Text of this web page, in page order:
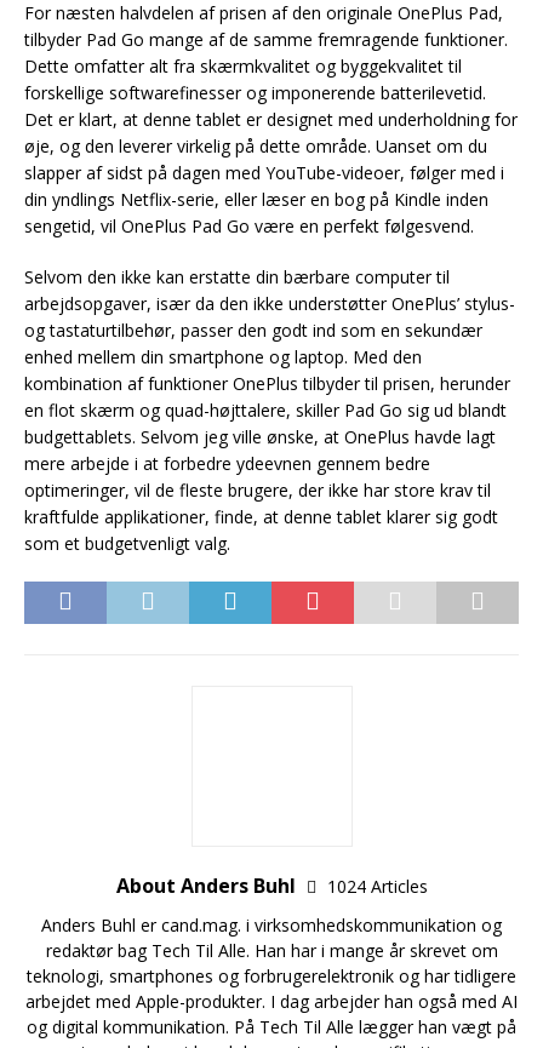
For næsten halvdelen af prisen af den originale OnePlus Pad,
tilbyder Pad Go mange af de samme fremragende funktioner.
Dette omfatter alt fra skærmkvalitet og byggekvalitet til
forskellige softwarefinesser og imponerende batterilevetid.
Det er klart, at denne tablet er designet med underholdning for
øje, og den leverer virkelig på dette område. Uanset om du
slapper af sidst på dagen med YouTube-videoer, følger med i
din yndlings Netflix-serie, eller læser en bog på Kindle inden
sengetid, vil OnePlus Pad Go være en perfekt følgesvend.
Selvom den ikke kan erstatte din bærbare computer til
arbejdsopgaver, især da den ikke understøtter OnePlus’ stylus-
og tastaturtilbehør, passer den godt ind som en sekundær
enhed mellem din smartphone og laptop. Med den
kombination af funktioner OnePlus tilbyder til prisen, herunder
en flot skærm og quad-højttalere, skiller Pad Go sig ud blandt
budgettablets. Selvom jeg ville ønske, at OnePlus havde lagt
mere arbejde i at forbedre ydeevnen gennem bedre
optimeringer, vil de fleste brugere, der ikke har store krav til
kraftfulde applikationer, finde, at denne tablet klarer sig godt
som et budgetvenligt valg.
About Anders Buhl
1024 Articles
Anders Buhl er cand.mag. i virksomhedskommunikation og
redaktør bag Tech Til Alle. Han har i mange år skrevet om
teknologi, smartphones og forbrugerelektronik og har tidligere
arbejdet med Apple-produkter. I dag arbejder han også med AI
og digital kommunikation. På Tech Til Alle lægger han vægt på